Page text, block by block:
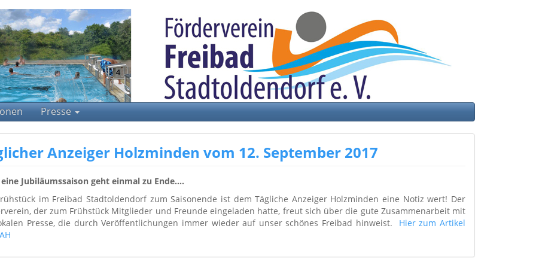
Presse
Anzeiger Holzminden vom 12. September 2017
Jubiläumssaison geht einmal zu Ende….
im Freibad Stadtoldendorf zum Saisonende ist dem Tägliche Anzeiger Holzminden eine Notiz wert! Der
der zum Frühstück Mitglieder und Freunde eingeladen hatte, freut sich über die gute Zusammenarbeit mit
Presse, die durch Veröffentlichungen immer wieder auf unser schönes Freibad hinweist. Hier zum Artikel